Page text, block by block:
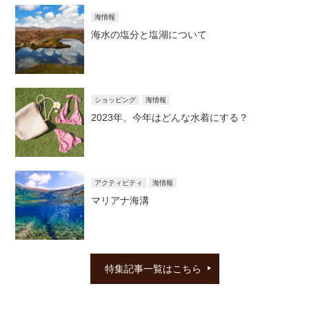
海情報
海水の塩分と塩湖について
ショッピング 海情報
2023年、今年はどんな水着にする？
アクティビティ 海情報
マリアナ海溝
特集記事一覧はこちら